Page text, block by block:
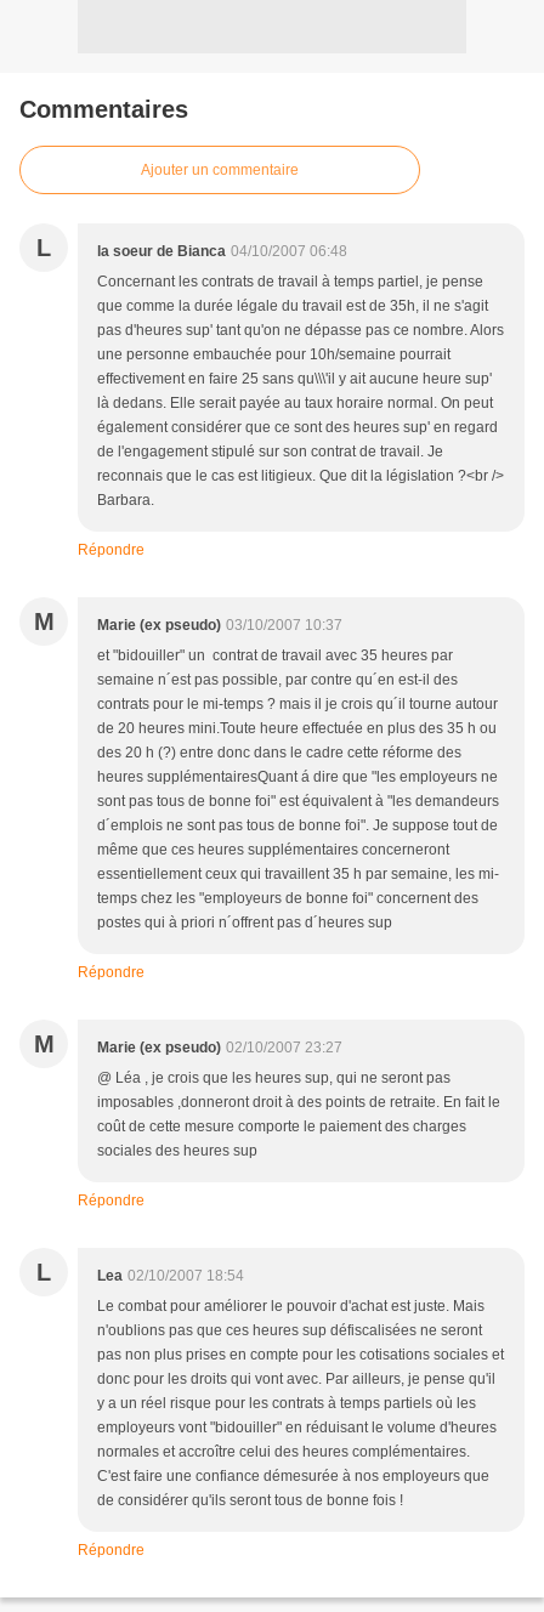
Commentaires
Ajouter un commentaire
L la soeur de Bianca 04/10/2007 06:48
Concernant les contrats de travail à temps partiel, je pense
que comme la durée légale du travail est de 35h, il ne s'agit
pas d'heures sup' tant qu'on ne dépasse pas ce nombre. Alors
une personne embauchée pour 10h/semaine pourrait
effectivement en faire 25 sans qu\\\'il y ait aucune heure sup'
là dedans. Elle serait payée au taux horaire normal. On peut
également considérer que ce sont des heures sup' en regard
de l'engagement stipulé sur son contrat de travail. Je
reconnais que le cas est litigieux. Que dit la législation ?<br />
Barbara.
Répondre
M Marie (ex pseudo) 03/10/2007 10:37
et "bidouiller" un contrat de travail avec 35 heures par
semaine n´est pas possible, par contre qu´en est-il des
contrats pour le mi-temps ? mais il je crois qu´il tourne autour
de 20 heures mini.Toute heure effectuée en plus des 35 h ou
des 20 h (?) entre donc dans le cadre cette réforme des
heures supplémentairesQuant á dire que "les employeurs ne
sont pas tous de bonne foi" est équivalent à "les demandeurs
d´emplois ne sont pas tous de bonne foi". Je suppose tout de
même que ces heures supplémentaires concerneront
essentiellement ceux qui travaillent 35 h par semaine, les mi-
temps chez les "employeurs de bonne foi" concernent des
postes qui à priori n´offrent pas d´heures sup
Répondre
M Marie (ex pseudo) 02/10/2007 23:27
@ Léa , je crois que les heures sup, qui ne seront pas
imposables ,donneront droit à des points de retraite. En fait le
coût de cette mesure comporte le paiement des charges
sociales des heures sup
Répondre
L Lea 02/10/2007 18:54
Le combat pour améliorer le pouvoir d'achat est juste. Mais
n'oublions pas que ces heures sup défiscalisées ne seront
pas non plus prises en compte pour les cotisations sociales et
donc pour les droits qui vont avec. Par ailleurs, je pense qu'il
y a un réel risque pour les contrats à temps partiels où les
employeurs vont "bidouiller" en réduisant le volume d'heures
normales et accroître celui des heures complémentaires.
C'est faire une confiance démesurée à nos employeurs que
de considérer qu'ils seront tous de bonne fois !
Répondre